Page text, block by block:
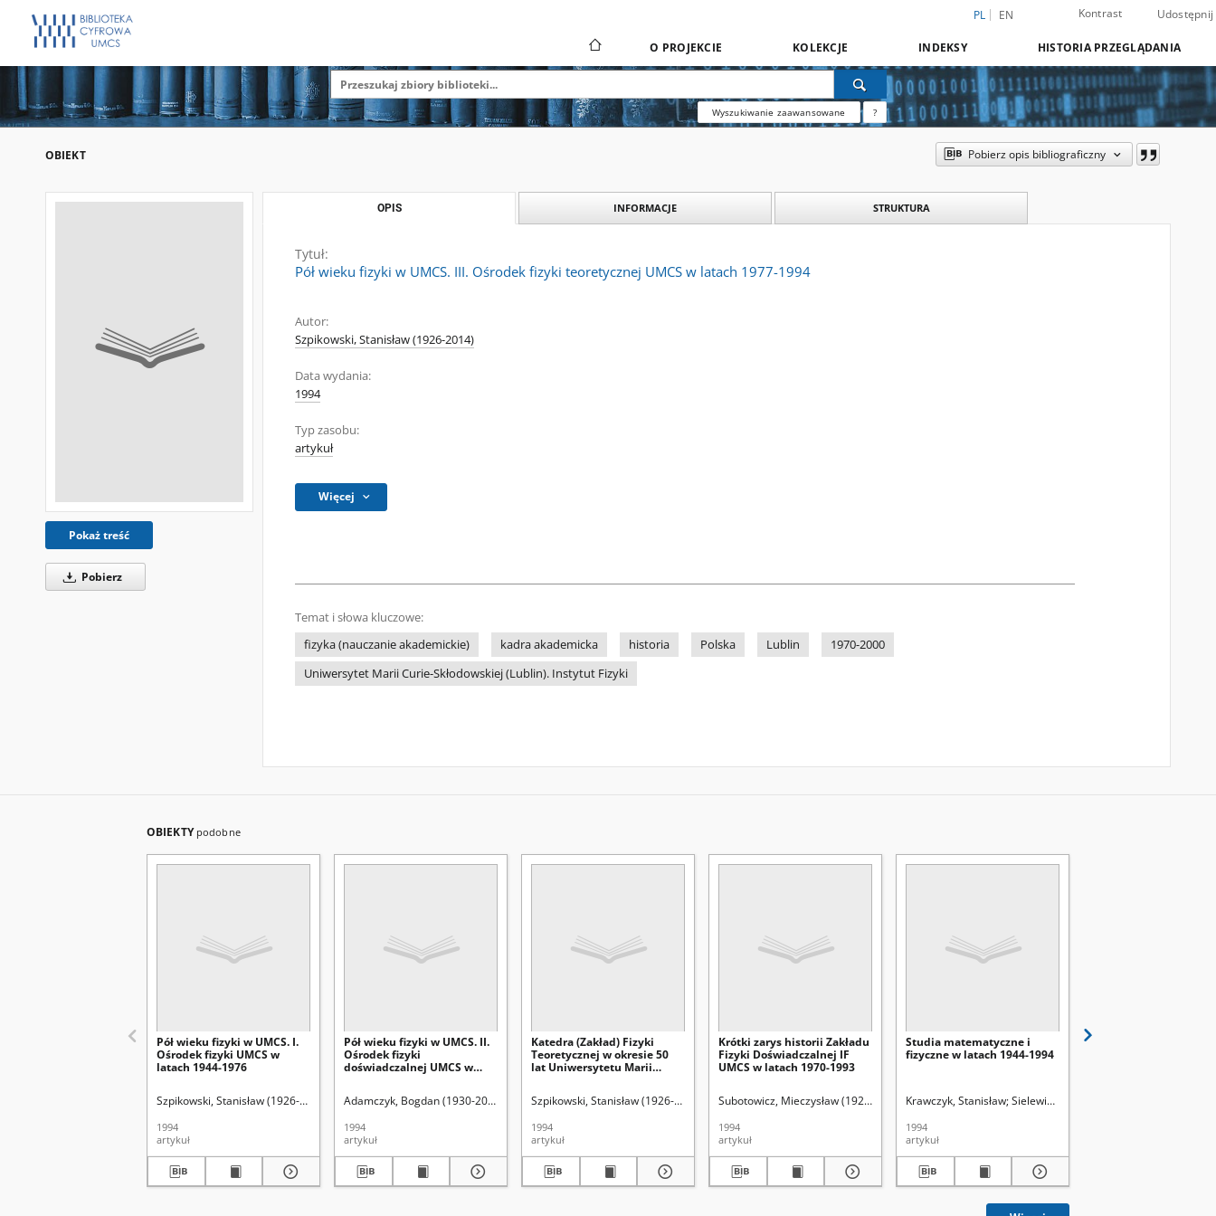
PL EN Kontrast Udostępnij
O PROJEKCIE KOLEKCJE INDEKSY HISTORIA PRZEGLĄDANIA
Wyszukiwanie zaawansowane ?
OBIEKT Pobierz opis bibliograficzny
Pokaż treść
Pobierz
OPIS INFORMACJE STRUKTURA
Tytuł:
Pół wieku fizyki w UMCS. III. Ośrodek fizyki teoretycznej UMCS w latach 1977-1994
Autor:
Szpikowski, Stanisław (1926-2014)
Data wydania:
1994
Typ zasobu:
artykuł
Więcej
Temat i słowa kluczowe:
fizyka (nauczanie akademickie)
kadra akademicka historia Polska Lublin
1970-2000
Uniwersytet Marii Curie-Skłodowskiej (Lublin). Instytut Fizyki
OBIEKTY podobne
Pół wieku fizyki w UMCS. I.
Ośrodek fizyki UMCS w
latach 1944-1976
Szpikowski, Stanisław (1926-2014) Sielewiesiuk, Jan. Red.
1994
artykuł
Pół wieku fizyki w UMCS. II.
Ośrodek fizyki
doświadczalnej UMCS w
Adamczyk, Bogdan (1930-2011)
Sielewiesiuk, Jan. Red.
1994
artykuł
Katedra (Zakład) Fizyki
Teoretycznej w okresie 50
lat Uniwersytetu Marii
Szpikowski, Stanisław (1926-2014)
Sielewiesiuk, Jan. Red.
1994
artykuł
Krótki zarys historii Zakładu
Fizyki Doświadczalnej IF
UMCS w latach 1970-1993
Subotowicz, Mieczysław (1924-2001) Sielewiesiuk, Jan. Red.
1994
artykuł
Studia matematyczne i
fizyczne w latach 1944-1994
Krawczyk, Stanisław Sielewiesiuk, Jan. Red.
1994
artykuł